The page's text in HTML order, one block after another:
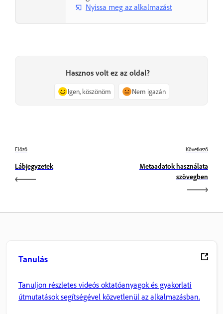
Nyissa meg az alkalmazást
Hasznos volt ez az oldal?
Igen, köszönöm Nem igazán
Előző
Lábjegyzetek
Következő
Metaadatok használata
szövegben
Tanulás
Tanuljon részletes videós oktatóanyagok és gyakorlati
útmutatások segítségével közvetlenül az alkalmazásban.